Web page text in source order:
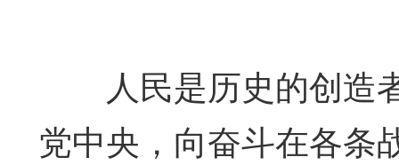
人民是历史的创造
党中央，向奋斗在各条